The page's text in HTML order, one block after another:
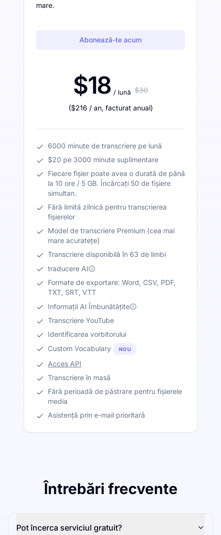
mare.
Abonează-te acum
$18 / lună $30
($216 / an, facturat anual)
6000 minute de transcriere pe lună
$20 pe 3000 minute suplimentare
Fiecare fișier poate avea o durată de până
la 10 ore / 5 GB. Încărcați 50 de fișiere
simultan.
Fără limită zilnică pentru transcrierea
fișierelor
Model de transcriere Premium (cea mai
mare acuratețe)
Transcriere disponibilă în 63 de limbi
traducere AI
Formate de exportare: Word, CSV, PDF,
TXT, SRT, VTT
Informații AI Îmbunătățite
Transcriere YouTube
Identificarea vorbitorului
Custom Vocabulary
NOU
Acces API
Transcriere în masă
Fără perioadă de păstrare pentru fișierele
media
Asistență prin e-mail prioritară
Întrebări frecvente
Pot încerca serviciul gratuit?